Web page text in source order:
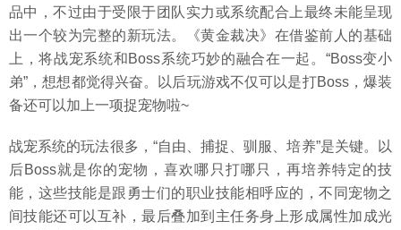
品中，不过由于受限于团队实力或系统配合上最终未能呈现
出一个较为完整的新玩法。《黄金裁决》在借鉴前人的基础
上，将战宠系统和Boss系统巧妙的融合在一起。“Boss变小
弟”，想想都觉得兴奋。以后玩游戏不仅可以是打Boss，爆装
备还可以加上一项捉宠物啦~
战宠系统的玩法很多，“自由、捕捉、驯服、培养”是关键。以
后Boss就是你的宠物，喜欢哪只打哪只，再培养特定的技
能，这些技能是跟勇士们的职业技能相呼应的，不同宠物之
间技能还可以互补，最后叠加到主任务身上形成属性加成光